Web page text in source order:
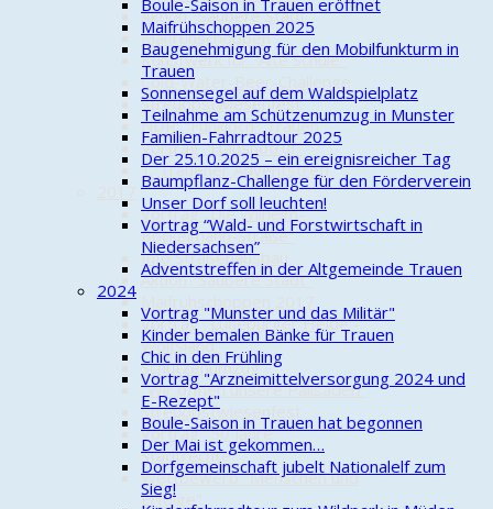
Aktion "Saubere Stadt"
Maifrühschoppen
Kunstwerk für "Alte Schule"
Cold-Water-Beer-Challenge
Streuobstwiesenfest
NDR: "Funkloch" Trauen
Vortrag "Hausnotruf"
1. Trauener Adventstreff
2017
Vortrag „Die Wilhelm-
Bockelmann-Straße"
Info Straßenausbau
Aktion "Saubere Stadt"
Maifrühschoppen 2017
Vortrag "Lüneburger Heide -
Wolfsland"
Schützenumzug
"Wir öffnen unsere Palisaden"
Streuobstwiesenfest
Vortrag "50 Jahre
Stadtrechte"
Wettbewerb "Menschen und
Erfolge"
Boule-Saison in Trauen eröffnet
Maifrühschoppen 2025
Baugenehmigung für den Mobilfunkturm in
Trauen
Sonnensegel auf dem Waldspielplatz
Teilnahme am Schützenumzug in Munster
Familien-Fahrradtour 2025
Der 25.10.2025 – ein ereignisreicher Tag
Baumpflanz-Challenge für den Förderverein
Unser Dorf soll leuchten!
Vortrag “Wald- und Forstwirtschaft in
Niedersachsen”
Adventstreffen in der Altgemeinde Trauen
2024
Vortrag "Munster und das Militär"
Kinder bemalen Bänke für Trauen
Chic in den Frühling
Vortrag "Arzneimittelversorgung 2024 und
E-Rezept"
Boule-Saison in Trauen hat begonnen
Der Mai ist gekommen…
Dorfgemeinschaft jubelt Nationalelf zum
Sieg!